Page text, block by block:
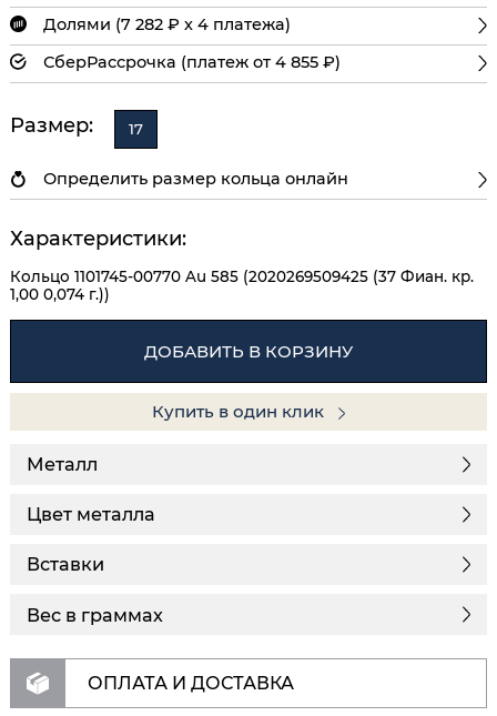
Долями (7 282 ₽ х 4 платежа)
СберРассрочка (платеж от 4 855 ₽)
Размер: 17
Определить размер кольца онлайн
Характеристики:
Кольцо 1101745-00770 Au 585 (2020269509425 (37 Фиан. кр.
1,00 0,074 г.))
ДОБАВИТЬ В КОРЗИНУ
Купить в один клик
Металл
Цвет металла
Вставки
Вес в граммах
ОПЛАТА И ДОСТАВКА